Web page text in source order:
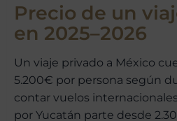
Precio de un
en 2025–2026
Un viaje privado a México
5.200€ por persona según
contar vuelos
por Yucatán parte desde